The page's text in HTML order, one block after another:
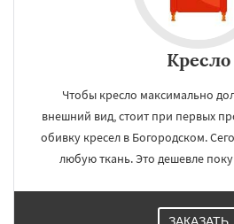
Кресло
Чтобы кресло максимально
внешний вид, стоит при первых
обивку кресел в Богородском.
любую ткань. Это дешевле